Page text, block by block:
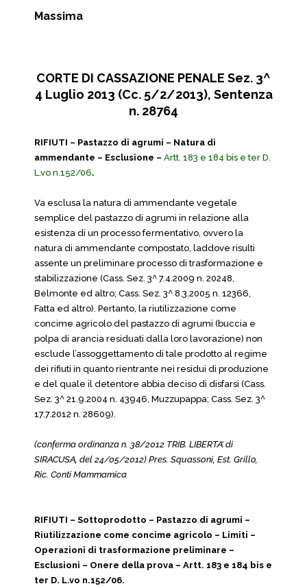
Massima
CORTE DI CASSAZIONE PENALE Sez. 3^
4 Luglio 2013 (Cc. 5/2/2013), Sentenza
n. 28764
RIFIUTI – Pastazzo di agrumi – Natura di
ammendante – Esclusione – Artt. 183 e 184 bis e ter D.
L.vo n.152/06.
Va esclusa la natura di ammendante vegetale
semplice del pastazzo di agrumi in relazione alla
esistenza di un processo fermentativo, ovvero la
natura di ammendante compostato, laddove risulti
assente un preliminare processo di trasformazione e
stabilizzazione (Cass. Sez. 3^ 7.4.2009 n. 20248,
Belmonte ed altro; Cass. Sez. 3^ 8.3.2005 n. 12366,
Fatta ed altro). Pertanto, la riutilizzazione come
concime agricolo del pastazzo di agrumi (buccia e
polpa di arancia residuati dalla loro lavorazione) non
esclude l’assoggettamento di tale prodotto al regime
dei rifiuti in quanto rientrante nei residui di produzione
e del quale il detentore abbia deciso di disfarsi (Cass.
Sez. 3^ 21.9.2004 n. 43946, Muzzupappa; Cass. Sez. 3^
17.7.2012 n. 28609).
(conferma ordinanza n. 38/2012 TRIB. LIBERTA’ di
SIRACUSA, del 24/05/2012) Pres. Squassoni, Est. Grillo,
Ric. Conti Mammamica
RIFIUTI – Sottoprodotto – Pastazzo di agrumi –
Riutilizzazione come concime agricolo – Limiti –
Operazioni di trasformazione preliminare –
Esclusioni – Onere della prova – Artt. 183 e 184 bis e
ter D. L.vo n.152/06.